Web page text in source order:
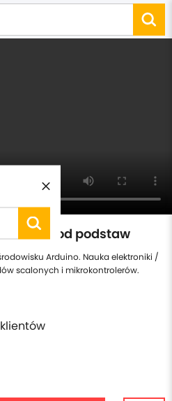
C++ od podstaw
Arduino. Nauka elektroniki /
scalonych i mikrokontrolerów.